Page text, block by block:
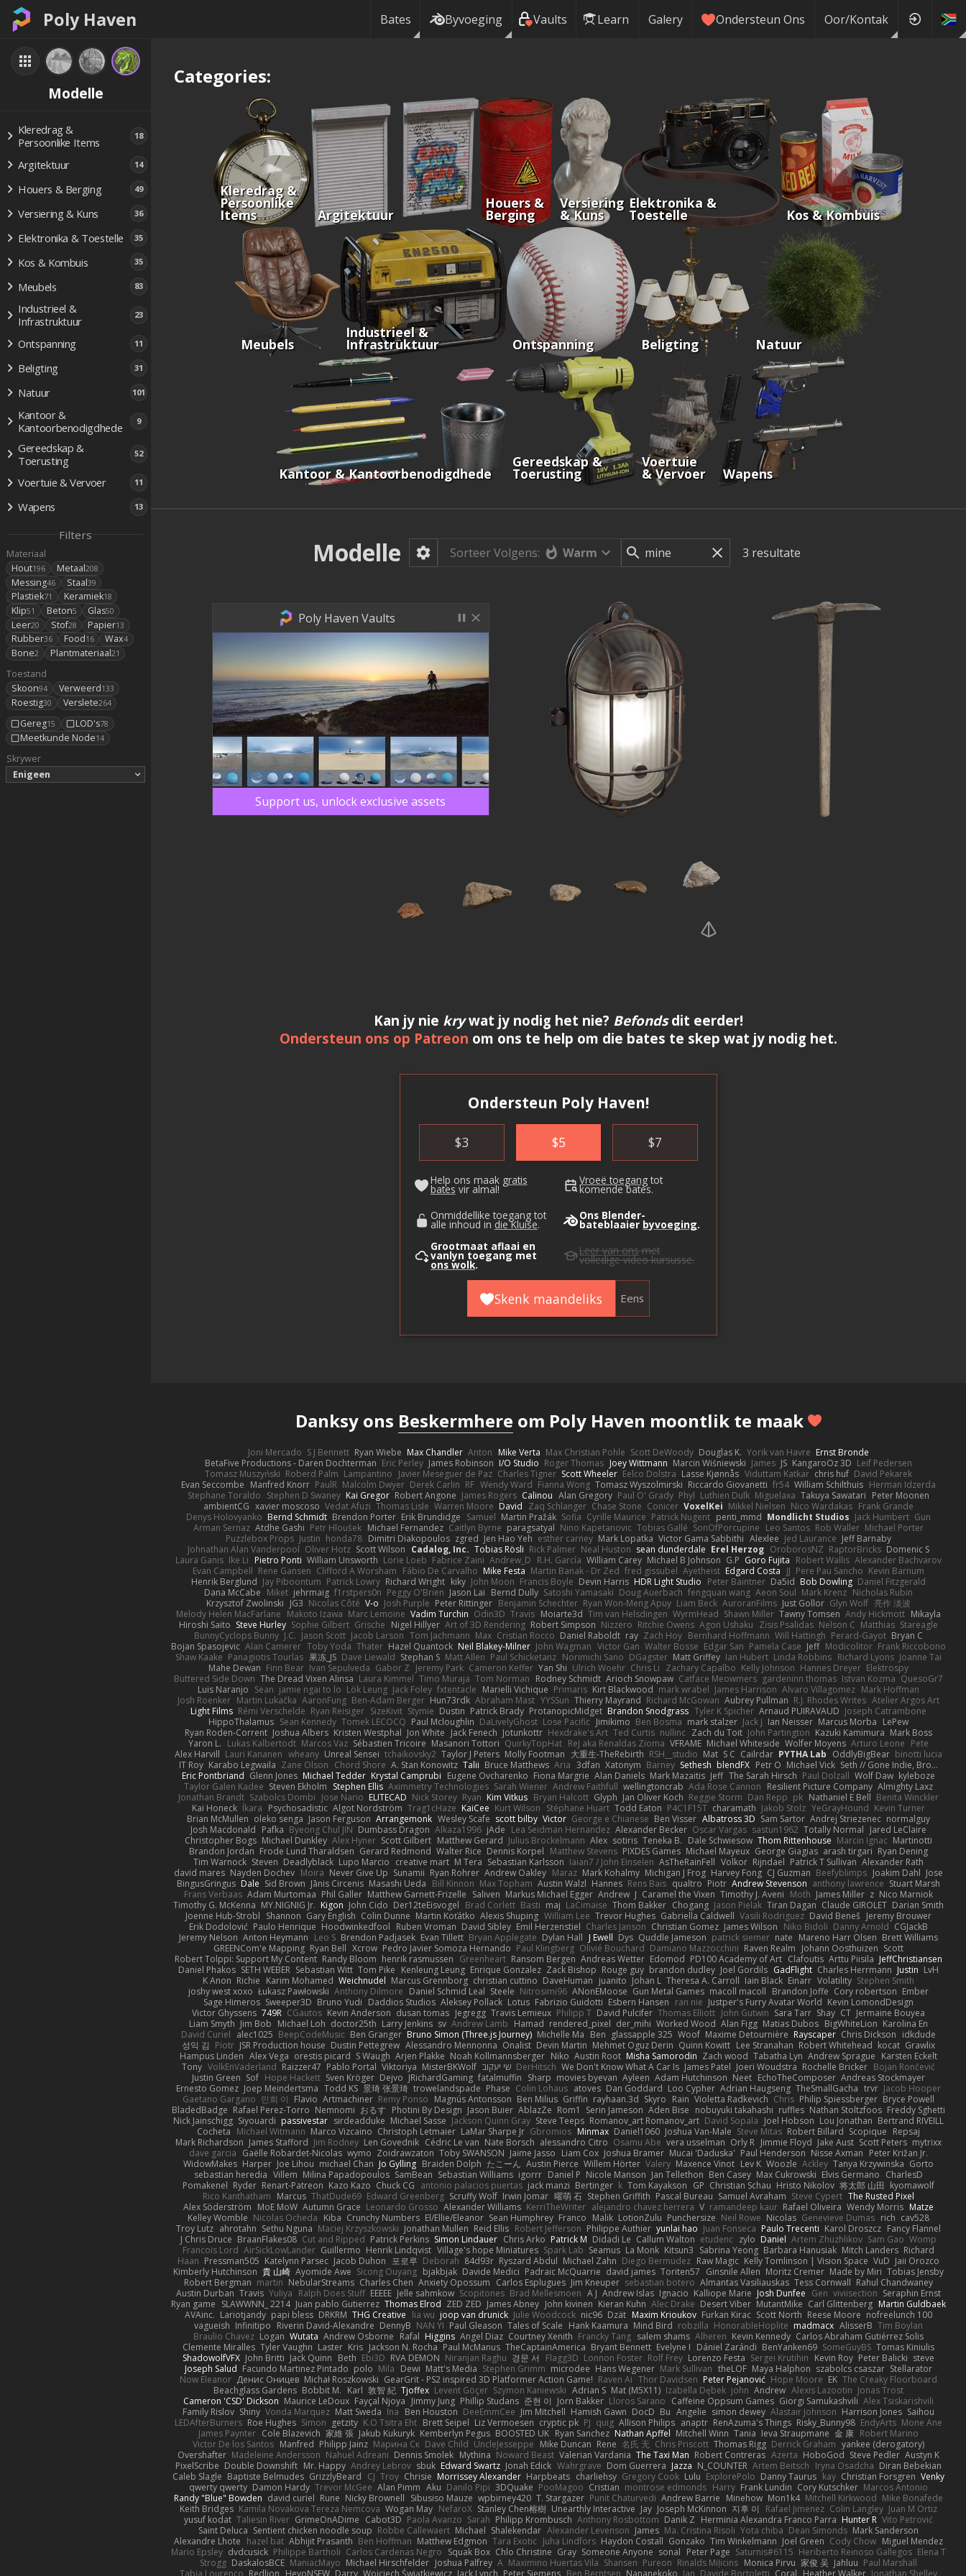
Poly Haven Bates Byvoeging Vaults Learn Galery Ondersteun Ons Oor/Kontak
Modelle
Kleredrag &
Persoonlike Items
18
Argitektuur 14
Houers & Berging 49
Versiering & Kuns 36
Elektronika & Toestelle 35
Kos & Kombuis 35
Meubels 83
Industrieel &
Infrastruktuur
23
Ontspanning 11
Beligting 31
Natuur 101
Kantoor &
Kantoorbenodigdhede
9
Gereedskap &
Toerusting
52
Voertuie & Vervoer 11
Wapens 13
Filters
Materiaal
Hout196 Metaal208
Messing46 Staal39
Plastiek71 Keramiek18
Klip51 Beton5 Glas50
Leer20 Stof28 Papier13
Rubber36 Food16 Wax4
Bone2 Plantmateriaal21
Toestand
Skoon94 Verweerd133
Roestig30 Verslete264
Gereg15 LOD's78
Meetkunde Node14
Skrywer
Enigeen
Categories:
Kleredrag &
Persoonlike
Items Argitektuur
Houers &
Berging
Versiering
& Kuns
Elektronika &
Toestelle Kos & Kombuis
Meubels
Industrieel &
Infrastruktuur Ontspanning Beligting Natuur
Kantoor & Kantoorbenodigdhede
Gereedskap &
Toerusting
Voertuie
& Vervoer Wapens
Modelle Sorteer Volgens: Warm 3 resultate
Poly Haven Vaults
Support us, unlock exclusive assets
Kan jy nie krywat jy nodig het nie? Befondsdit eerder!
Ondersteun ons op Patreon om ons te help om die bates te skep wat jy nodig het.
Ondersteun Poly Haven!
$3 $5 $7
Help ons maak gratis
bates vir almal!
Vroeë toegang tot
komende bates.
Onmiddellike toegang tot
alle inhoud in die Kluise.
Ons Blender-
bateblaaier byvoeging.
Grootmaat aflaai en
vanlyn toegang met
ons wolk.
Leer van onsmet
volledige video kursusse.
Skenk maandeliks Eens
Danksy ons Beskermhere om Poly Haven moontlik te maak
Joni Mercado S J Bennett Ryan Wiebe Max Chandler Anton Mike Verta Max Christian Pohle Scott DeWoody Douglas K. Yorik van Havre Ernst Bronde
BetaFive Productions - Daren Dochterman Eric Perley James Robinson I/O Studio Roger Thomas Joey Wittmann Marcin Wiśniewski James JS KangaroOz 3D Leif Pedersen
Tomasz Muszyński Roberd Palm Lampantino Javier Meseguer de Paz Charles Tigner Scott Wheeler Eelco Dolstra Lasse Kjønnås Viduttam Katkar chris huf David Pekarek
Evan Seccombe Manfred Knorr PaulR Malcolm Dwyer Derek Carlin RF Wendy Ward Fianna Wong Tomasz Wyszolmirski Riccardo Giovanetti fr54 William Schilthuis Herman Idzerda
Stephane Toraldo Stephen D Swaney Kai Gregor Robert Angone James Rogers Calinou Alan Gregory Paul O' Grady Phyl Luthien Dulk Miguelaxa Takuya Sawatari Peter Moonen
ambientCG xavier moscoso Vedat Afuzi Thomas Lisle Warren Moore David Zaq Schlanger Chase Stone Conicer VoxelKei Mikkel Nielsen Nico Wardakas Frank Grande
Denys Holovyanko Bernd Schmidt Brendon Porter Erik Brundidge Samuel Martin Pražák Sofia Cyrille Maurice Patrick Nugent penti_mmd Mondlicht Studios Jack Humbert Gun
Arman Sernaz Atdhe Gashi Petr Hloušek Michael Fernandez Caitlyn Byrne paragsatyal Nino Kapetanovic Tobias Gallé SonOfPorcupine Leo Santos Rob Waller Michael Porter
Puzzlebox Props Justin honda78 Dimitri Diakopoulos zgred Jen Hao Yeh esther carney Mark Lopatka Victor Gama Sabbithi Alexlee Jed Laurance Jeff Barnaby
Johnathan Alan Vanderpool Oliver Hotz Scott Wilson Cadalog, Inc. Tobias Rösli Rick Palmer Neal Huston sean dunderdale Erel Herzog OroborosNZ RaptorBricks Domenic S
Laura Ganis Ike Li Pietro Ponti William Unsworth Lorie Loeb Fabrice Zaini Andrew_D R.H. García William Carey Michael B Johnson G.P Goro Fujita Robert Wallis Alexander Bachvarov
Evan Campbell Rene Gansen Clifford A Worsham Fábio De Carvalho Mike Festa Martin Banak - Dr Zed fred gissubel Ayetheist Edgard Costa JJ Pere Pau Sancho Kevin Barnum
Henrik Berglund Jay Piboontum Patrick Lowry Richard Wright kiky John Moon Francis Boyle Devin Harris HDR Light Studio Peter Baintner Da5id Bob Dowling Daniel Fitzgerald
Dana McCabe Miket jehrmaig f1rstpers0n Peggy O'Brien Jason Lai Bernd Dully Satoshi Yamasaki Doug Auerbach fengquan wang Aeon Soul Mark Krenz Nicholas Rubin
Krzysztof Zwolinski JG3 Nicolas Côté V-o Josh Purple Peter Rittinger Benjamin Schechter Ryan Won-Meng Apuy Liam Beck AuroranFilms Just Gollor Glyn Wolf 亮作 淡波
Melody Helen MacFarlane Makoto Izawa Marc Lemoine Vadim Turchin Odin3D Travis Moiarte3d Tim van Helsdingen WyrmHead Shawn Miller Tawny Tomsen Andy Hickmott Mikayla
Hiroshi Saito Steve Hurley Sophie Gilbert Grische Nigel Hillyer Art of 3D Rendering Robert Simpson Nizzero Ritchie Owens Agon Ushaku Zisis Psalidas Nelson C Matthias Stareagle
BunnyCyclops Bunny J.C. Jason Scott Jacob Larson Tom Jachmann Max Cristian Rocco Daniel Raboldt ray Zach Hoy Bernhard Hoffmann Will Hattingh Perard-Gayot Bryan C
Bojan Spasojevic Alan Camerer Toby Yoda Thater Hazel Quantock Neil Blakey-Milner John Wagman Victor Gan Walter Bosse Edgar San Pamela Case Jeff Modicolitor Frank Riccobono
Shaw Kaake Panagiotis Tourlas 果冻_JS Dave Liewald Stephan S Matt Allen Paul Schicketanz Norimichi Sano DGagster Matt Griffey Ian Hubert Linda Robbins Richard Lyons Joanne Tai
Mahe Dewan Finn Bear Ivan Sepulveda Gabor Z Jeremy Park Cameron Keffer Yan Shi Ulrich Woehr Chris Li Zachary Capalbo Kelly Johnson Hannes Dreyer Elektrospy
Buttered Side Down The Dread Vixen Alinsa Laura Kimmel Timo Muraja Tom Norman Rodney Schmidt Arioch Snowpaw Catface Meowmers gardeninn thomas Istvan Kozma QuesoGr7
Luis Naranjo Sean jamie ngai to lo Lök Leung Jack Foley fxtentacle Marielli Vichique Primaris Kirt Blackwood mark wrabel James Harrison Alvaro Villagomez Mark Hoffman
Josh Roenker Martin Lukačka AaronFung Ben-Adam Berger Hun73rdk Abraham Mast YYSSun Thierry Mayrand Richard McGowan Aubrey Pullman R.J. Rhodes Writes Atelier Argos Art
Light Films Rémi Verschelde Ryan Reisiger SizeKivit Stymie Dustin Patrick Brady ProtanopicMidget Brandon Snodgrass Tyler K Spicher Arnaud PUIRAVAUD Joseph Catrambone
HippoThalamus Sean Kennedy Tomek LECOCQ Paul Mcloughlin DaLivelyGhost Lose Pacific Jimikimo Ben Bosma mark stalzer Jack J Ian Neisser Marcus Morba LePew
Ryan Roden-Corrent Joshua Albers Kristen Westphal Jon White Jack Fenech Jotunkottr Hexdrake's Art Ted Curtis nullinc Zach du Toit John Partington Kazuki Kamimura Mark Boss
Yaron L. Lukas Kalbertodt Marcos Vaz Sébastien Tricoire Masanori Tottori QuirkyTopHat ReJ aka Renaldas Zioma VFRAME Michael Whiteside Wolfer Moyens Arturo Leone Pete
Alex Harvill Lauri Kananen wheany Unreal Sensei tchaikovsky2 Taylor J Peters Molly Footman 大重生-TheRebirth RSH__studio Mat S C Cailrdar PYTHA Lab OddlyBigBear binotti lucia
IT Roy Karabo Legwaila Zane Olson Chord Shore A. Stan Konowitz Talii Bruce Matthews Aria 3dfan Xatonym Barney Sethesh blendFX Petr O Michael Vick Seth // Gone Indie, Bro...
Eric Pontbriand Glenn Jones Michael Tedder Krystal Camprubi Eugene Ovcharenko Fiona Margrie Alan Daniels Mark Mazaitis Jeff The Sarah Hirsch Paul Dolzall Wolf Daw kyleboze
Taylor Galen Kadee Steven Ekholm Stephen Ellis Aximmetry Technologies Sarah Wiener Andrew Faithfull wellingtoncrab Ada Rose Cannon Resilient Picture Company Almighty Laxz
Jonathan Brandt Szabolcs Dombi Jose Nario ELITECAD Nick Storey Ryan Kim Vitkus Bryan Halcott Glyph Jan Oliver Koch Reggie Storm Dan Repp pk Nathaniel E Bell Benita Winckler
Kai Honeck Íkara Psychosadistic Algot Nordström Trag1cHaze KaiCee Kurt Wilson Stéphane Huart Todd Eaton P4C1F15T charamath Jakob Stolz YeGrayHound Kevin Turner
Brian McMullen oleko senga Jason Ferguson Arrangemonk Wesley Scafe scott bilby Victor George e Chianese Ben Visser Albatross 3D Sam Sartor Andrej Striezenec normalguy
Josh Macdonald Pafka Byeong Chul JIN Dumbass Dragon Alkaza1996 jAde Lea Seidman Hernandez Alexander Becker Oscar Vargas sastun1962 Totally Normal Jared LeClaire
Christopher Bogs Michael Dunkley Alex Hyner Scott Gilbert Matthew Gerard Julius Brockelmann Alex sotiris Teneka B. Dale Schwiesow Thom Rittenhouse Marcin Ignac Martinotti
Brandon Jordan Frode Lund Tharaldsen Gerard Redmond Walter Rice Dennis Korpel Matthew Stevens PIXDES Games Michael Mayeux George Giagias arash tirgari Ryan Dening
Tim Warnock Steven Deadlyblack Lupo Marcio creative mart M Tera Sebastian Karlsson Iaian7 / John Einselen AsTheRainFell Volkor Rijndael Patrick T Sullivan Alexander Rath
david mares Nayden Dochev Moira Never Give Up Sunamii Ryan Rohrer Andrew Oakley Maraz Mark Kohalmy Michigan J Frog Harvey Fong CJ Guzman Beefyblimps Joakim Dahl Jose
BingusGringus Dale Sid Brown Jānis Circenis Masashi Ueda Bill Kinnon Max Topham Austin Walzl Hannes Rens Bais qualtro Piotr Andrew Stevenson anthony lawrence Stuart Marsh
Frans Verbaas Adam Murtomaa Phil Galler Matthew Garnett-Frizelle Saliven Markus Michael Egger Andrew J Caramel the Vixen Timothy J. Aveni Moth James Miller z Nico Marniok
Timothy G. McKenna MY.NIGNIG Jr. Kigon John Cido Der12teEisvogel Brad Corlett Basti maj LaCimaise Thom Bakker Chogang Jason Pielak Tiran Dagan Claude GIROLET Darian Smith
Joenne Hub-Strobl Shannon Gary English Colin Dunne Martin Koťátko Alexis Shuping William Lee Trevor Hughes Gabriella Caldwell Vasili Rodriguez David Beneš Jeremy Brouwer
Erik Dodolović Paulo Henrique Hoodwinkedfool Ruben Vroman David Sibley Emil Herzenstiel Charles Janson Christian Gomez James Wilson Niko Bidoli Danny Arnold CGJackB
Jeremy Nelson Anton Heymann Leo S Brendon Padjasek Evan Tillett Bryan Applegate Dylan Hall J Ewell Dys Quddle Jameson patrick siemer nate Mareno Harr Olsen Brett Williams
GREENCom'e Mapping Ryan Bell Xcrow Pedro Javier Somoza Hernando Paul Klingberg Olivié Bouchard Damiano Mazzocchini Raven Realm Johann Oosthuizen Scott
Robert Tolppi: Support My Content Randy Bloom henrik rasmussen Greenheart Ransom Bergen Andreas Wetter Edomod PD100 Academy of Art Clafoutis Arttu Piisila JeffChristiansen
Daniel Phakos SETH WEBER Sebastian Witt Tom Pike Kenleung Leung Enrique Gonzalez Zack Bishop Rouge guy brandon dudley Joel Gordils GadFlight Charles Herrmann Justin LvH
K Anon Richie Karim Mohamed Weichnudel Marcus Grennborg christian cuttino DaveHuman juanito Johan L Theresa A. Carroll Iain Black Einarr Volatility Stephen Smith
joshy west xoxo Łukasz Pawłowski Anthony Dilmore Daniel Schmid Leal Steele Nitrosimi96 ANonEMoose Gun Metal Games macoll macoll Brandon Joffe Cory robertson Ember
Sage Himeros Sweeper3D Bruno Yudi Daddios Studios Aleksey Pollack Lotus Fabrizio Guidotti Esbern Hansen ran nie Justper's Furry Avatar World Kevin LomondDesign
Victor Ghyssens 749R CGautos Kevin Anderson dusan tomas Jegregg Travis Lemieux Philipp T David Pulcifer Thomas Elliott John Gutwin Sara Tarr Shay CT Jermaine Bouyea
Liam Smyth Jim Bob Michael Loh doctor25th Larry Jenkins sv Andrew Lamb Hamad rendered_pixel der_mihi Worked Wood Alan Figg Matias Dubos BigWhiteLion Karolina En
David Curiel alec1025 BeepCodeMusic Ben Granger Bruno Simon (Three.js Journey) Michelle Ma Ben glassapple 325 Woof Maxime Detournière Rayscaper Chris Dickson idkdude
성익 김 Piotr JSR Production house Dustin Pettegrew Alessandro Mennonna Onalist Devin Martin Mehmet Oguz Derin Quinn Kowitt Lee Stranahan Robert Whitehead kocat Grawlix
Hampus Linden Alex Vega orestis picard S Waugh Arjen Plakke Noah Kollmannsberger Niko Austin Root Misha Samorodin Zach wood Tabatha Lyn Andrew Sprague Karsten Eckelt
Tony VolkEnVaderland Raizzer47 Pablo Portal Viktoriya MisterBKWolf שי יעקוב DerHitsch We Don't Know What A Car Is James Patel Joeri Woudstra Rochelle Bricker Bojan Rončević
Justin Green Sof Hope Hackett Sven Kröger Dejvo JRichardGaming fatalmuffin Sharp movies byevan Ayleen Adam Hutchinson Neet EchoTheComposer Andreas Stockmayer
Ernesto Gomez Joep Meindertsma Todd KS 景琦 张景琦 trowelandspade Phase Colin Lohaus atoves Dan Goddard Loo Cypher Adrian Haugseng TheSmallGacha trvr Jacob Hooper
Gaetano Gargano 민희 이 Flavio Artmachiner Remy Ponso Magnús Antonsson Ben Milius Griffin rayhaan.3d Skyro Rain Violetta Radkevich Chris Philip Spiessberger Bryce Powell
BladedBadge Rafael Perez-Torro Nemnomi おるす Photini By Design Jason Buier AblazZe Rom1 Serin Jameson Aden Bise nobuyuki takahashi ruffles Nathan Stoltzfoos Freddy Sghetti
Nick Jainschigg Siyouardi passivestar sirdeadduke Michael Sasse Jackson Quinn Gray Steve Teeps Romanov_art Romanov_art David Sopala Joel Hobson Lou Jonathan Bertrand RIVEILL
Cocheta Michael Witmann Marco Vizcaino Christoph Letmaier LaMar Sharpe Jr Gbromios Minmax Daniel1060 Joshua Van-Male Steve Mitas Robert Billard Scopique Repsaj
Mark Richardson James Stafford Jim Rodney Len Govednik Cédric Le van Nate Borsch alessandro Citro Osamu Abe vera usselman Orly R Jimmie Floyd Jake Aust Scott Peters mytrixx
dave garcia Gaëlle Robardet-Nicolas wymo Zoidrawzaton Toby SWANSON Jaime Jasso Liam Cox Joshua Bramer Mucai 'Daduska' Paul Henderson Nisse Axman Peter Križan Jr.
WidowMakes Harper Joe Lihou michael Chan Jo Gylling Braiden Dolph たこーん Austin Pierce Willem Hörter Valery Maxence Vinot Lev K Woozle Ackley Tanya Krzywinska Gorto
sebastian heredia Villem Milina Papadopoulos SamBean Sebastian Williams igorrr Daniel P Nicole Manson Jan Tellethon Ben Casey Max Cukrowski Elvis Germano CharlesD
Pomakenel Ryder Renart-Patreon Kazo Kazo Chuck CG antonio palacios puertas jack manzi Bertinger k Tom Kayakson GP Christian Schau Hristo Nikolov 将太郎 山田 kyomawolf
Rico Kanthatham Marcus ThatDude69 Edward Greenberg Scruffy Wolf Irwin Jomar 曜萌 石 Stephen Griffith Pascal Bureau Samuel Avraham Steve Cypert The Rusted Pixel
Alex Söderström MoE MoW Autumn Grace Leonardo Grosso Alexander Williams KerriTheWriter alejandro chavez herrera V ramandeep kaur Rafael Oliveira Wendy Morris Matze
Kelley Womble Nicolas Ocheda Kiba Crunchy Numbers El/Ellie/Eleanor Sean Humphrey Franco Malik LotionZulu Punchersize Neil Rowe Nicolas Genevieve Dumas rich cav528
Troy Lutz ahrotahn Sethu Nguna Maciej Krzyszkowski Jonathan Mullen Reid Ellis Robert Jefferson Philippe Authier yunlai hao Juan Fonseca Paulo Trecenti Karol Droszcz Fancy Flannel
J Chris Druce BraanFlakes08 Cut and Ripped Patrick Perkins Simon Lindauer Chris Arko Patrick M Didadi Le Callum Walton etudenc zylo Daniel Artem Zhuzhlikov Sam Gao Womp
Francois Lord AirSickLowLander Guillermo Henrik Lindqvist Village's hope Miniatures Spark Lab Seamus La Monk Kitsun3 Sabrina Yeong Barbara Hanusiak Mitch Landers Richard
Haan Pressman505 Katelynn Parsec Jacob Duhon 포로루 Deborah 84d93r Ryszard Abdul Michael Zahn Diego Bermudez Raw Magic Kelly Tomlinson | Vision Space VuD Jaii Orozco
Kimberly Hutchinson 貴 山崎 Ayomide Awe Sicong Ouyang bjakbjak Davide Medici Padraic McQuarrie david james Toriten57 Ginsnile Allen Moritz Cremer Made by Miri Tobias Jensby
Robert Bergman martin NebularStreams Charles Chen Anxiety Opossum Carlos Esplugues Jim Kneuper sebastian botero Almantas Vasiliauskas Tess Cornwall Rahul Chandwaney
Austin Durban Travis Yuliya Ralph Does Stuff EEEEE Jelle sahmkow Scopitones Brad Mellesmoen A J Andrew Islas Ignacio Kalliope Marie Josh Dunfee Gen viviisection Seraphin Ernst
Ryan game SLAWWNN_ 2214 Juan pablo Gutierrez Thomas Elrod ZED ZED James Abney John kivinen Kieran Kuhn Alec Drake Desert Viber MutantMike Carl Glittenberg Martin Guldbaek
AVAinc. Lariotjandy papi bless DRKRM THG Creative lia wu joop van drunick Julie Woodcock nic96 Dzät Maxim Krioukov Furkan Kirac Scott North Reese Moore nofreelunch 100
vagueish Infinitipo Riverin David-Alexandre DennyB NAN YI Paul Gleason Tales of Scale Hank Kaamura Mind Bird robzilla HonorableHoplite madmacx AlisserB Tim Boylan
Braulio Chavez Logan Wutata Andrew Osborne Rafal Higgins Angel Diaz Courtney Xenith Francky Tang salem shams Alheren Kevin Kennedy Carlos Abraham Gutiérrez Solis
Clemente Miralles Tyler Vaughn Laster Kris Jackson N. Rocha Paul McManus TheCaptainAmerica Bryant Bennett Evelyne I Dániel Zarándi BenYanken69 SomeGuyBS Tomas Kiniulis
ShadowolfVFX John Britti Jack Quinn Beth Ebi3D RVA DEMON Niranjan Raghu 경문 서 Flagg3D Lonnon Foster Rolf Frey Lorenzo Festa Sergei Krutihin Kevin Roy Peter Balicki steve
Joseph Salud Facundo Martinez Pintado polo Mila Dewi Matt's Media Stephen Grimm microdee Hans Wegener Mark Sullivan theLOF Maya Halphon szabolcs csaszar Stellarator
Now Eleanor Денис Оницев Michał Roszkowski GearGrit - PS2 inspired 3D Platformer Action Game! Raven Ai Thor Davidsen Peter Pejanović Hope Moore EK The Creaky Floorboard
Beachglass Gardens Bobbit M. Karl 敦智 紀 Tjoffex Levent Göçer Szymon Kaniewski Adrian S Mat (M5X11) Izabella Dębek john Andrew Alexis Lazootin Jonas Trost
Cameron 'CSD' Dickson Maurice LeDoux Fayçal Njoya Jimmy Jung Phillip Studans 준현 이 Jorn Bakker Lloros Sarano Caffeine Oppsum Games Giorgi Samukashvili Alex Tsiskarishvili
Family Rislov Shiny Vonda Marquez Matt Sweda Ina Ben Houston DeeEmmCee Jim Mitchell Hamish Gawn DocD Bu Angelie simon dewey Alastair Johnson Harrison Jones Saihou
LEDAfterBurners Roe Hughes Simon getzity K.O Tsitra Eht Brett Seipel Liz Vermoesen cryptic pk PJ quig Allison Philips anaptr RenAzuma's Things Risky_Bunny98 EndyArts Mone Ane
James Paynter Cole Blazevich 家維 張 Jakub Kukuryk Kemberlyn Pegus BOOSTED UK Ryan Sanchez Nathan Apffel Mitchell Winn Tania Ieva Straupmane 金 康 Robert Marino
Victor De los Santos Manfred Philipp Jainz Марина Ск Dave Child UncleJesseppe Mike Duncan Rene 名氏 无 Chris Priscott Thomas Rigg Derrick Graham yankee (derogatory)
Overshafter Madeleine Andersson Nahuel Adreani Dennis Smolek Mythina Noward Beast Valerian Vardania The Taxi Man Robert Contreras Azerta HoboGod Steve Pedler Austyn K
PixelScribe Double Downshift Mr. Happy Andrey Lebrov sbuk Edward Swartz Jonah Edick Wahrgrave Dom Guerrera Jazza N_COUNTER Artem Beitsch Iryna Osadcha Diran Bebekian
Caleb Slagle Baptiste Belmudes GrizzlyBeard CJ Troy Chrisie Morrissey Alexander Harpbeats charliehsy Gregory Cook Lulu ExplorePolo Danny Taurus kay Christian Forsgren Venky
qwerty qwerty Damon Hardy Trevor McGee Alan Pimm Aku Danilo Pipi 3DQuake PooMagoo Cristian montrose edmonds Harry Frank Lundin Cory Kutschker Marcos Antonio
Randy "Blue" Bowden david curiel Rune Nicky Brownell Sibusiso Mauze wpbirney420 T. Stargazer Punit Chaturvedi Andrew Barrie Minehow Mon1k4 Mitchell Kirkwood Mike Bonafede
Keith Bridges Kamila Novakova Tereza Nemcova Wogan May NefaroX Stanley Chen榕樹 Unearthly Interactive Jay Joseph McKinnon 지후 이 Rafael Jimenez Colin Langley Juan M Ortiz
yusuf kodat Taliesin River GrimeOnADime Cabot3D Paola Avanzo Sarah Philipp Krombusch Anthony Rosbottom Danik Z Herminia Alexandra Franco Parra Hunter R Vito Petrović
Saint Deluca Sentient chicken noodle soup Robbe Callewaert Michael Shalekendar Alexander Levenson James Ma. Cristina Risoli Yota chiba Dean Simonds Mark Sanderson
Alexandre Lhote hazel bat Abhijit Prasanth Ben Hoffman Matthew Edgmon Tara Exotic Juha Lindfors Haydon Costall Gonzako Tim Winkelmann Joel Green Cody Chow Miguel Mendez
Mario Epsley dvdcusick Philippe Bartholi Carlos Cardenas Negro Squak Box Chlo Christine Gray Someone Anyone sonal Peter Page Saturnis#6115 Heriberto Reinoso Gallegos Elena T
Strogg DaskalosBCE ManiacMayo Michael Hirschfelder Joshua Palfrey A Maximino Huertas Vila Shansen Pureon Rinalds Miļicins Monica Pirvu 家俊 吴 Jahluu Paul Marshall
Tabia Lourenco Redlion HeyoNSFW Darry Wojciech Świątkiewicz Jack Lynch Peter Siemens Ben Berntsen Nananekoko Ian Davide Bortoletti Coral Heather Walker Jonathan Shelley